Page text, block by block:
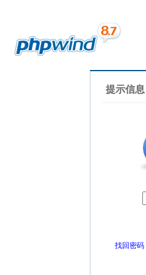
提示信息
找回密码